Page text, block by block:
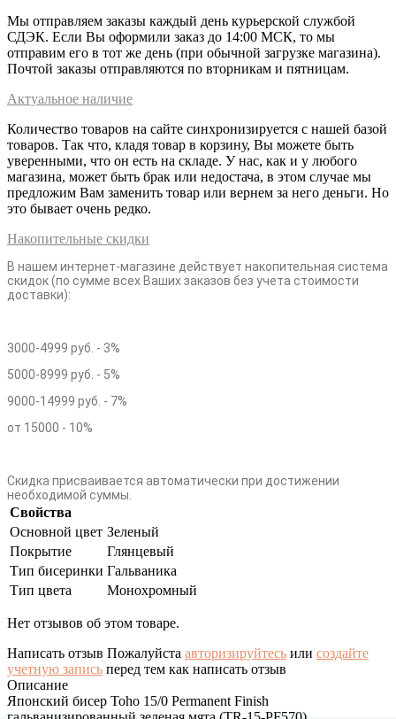
Мы отправляем заказы каждый день курьерской службой
СДЭК. Если Вы оформили заказ до 14:00 МСК, то мы
отправим его в тот же день (при обычной загрузке магазина).
Почтой заказы отправляются по вторникам и пятницам.
Актуальное наличие
Количество товаров на сайте синхронизируется с нашей базой
товаров. Так что, кладя товар в корзину, Вы можете быть
уверенными, что он есть на складе. У нас, как и у любого
магазина, может быть брак или недостача, в этом случае мы
предложим Вам заменить товар или вернем за него деньги. Но
это бывает очень редко.
Накопительные скидки
В нашем интернет-магазине действует накопительная система
скидок (по сумме всех Ваших заказов без учета стоимости
доставки):
3000-4999 руб. - 3%
5000-8999 руб. - 5%
9000-14999 руб. - 7%
от 15000 - 10%
Скидка присваивается автоматически при достижении
необходимой суммы.
Свойства
Основной цвет Зеленый
Покрытие
Глянцевый
Тип бисеринки Гальваника
Тип цвета
Монохромный
Нет отзывов об этом товаре.
Написать отзыв Пожалуйста авторизируйтесь или создайте
учетную запись перед тем как написать отзыв
Описание
Японский бисер Toho 15/0 Permanent Finish